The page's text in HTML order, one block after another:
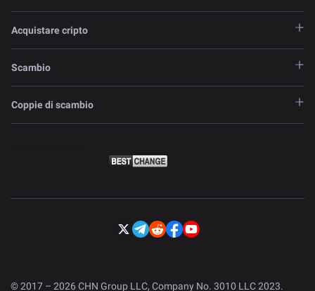
Acquistare cripto
Scambio
Coppie di scambio
© 2017 – 2026 CHN Group LLC, Company No. 3010 LLC 2023.